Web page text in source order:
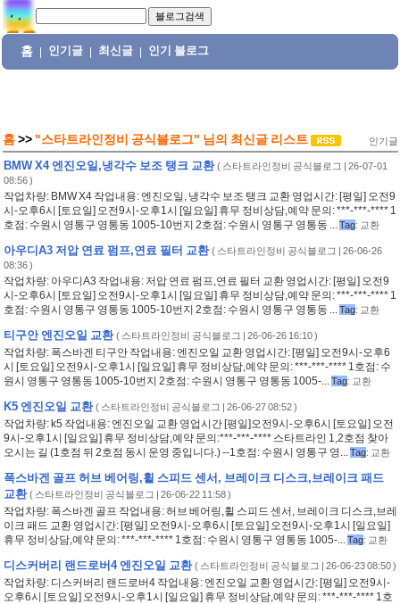
홈 인기글 최신글 인기 블로그
홈 >> "스타트라인정비 공식블로그" 님의 최신글 리스트 인기글
BMW X4 엔진오일,냉각수 보조 탱크 교환 ( 스타트라인정비 공식블로그 | 26-07-01
08:56 )
작업차량: BMW X4 작업내용: 엔진오일, 냉각수 보조 탱크 교환 영업시간: [평일] 오전9
시-오후6시 [토요일] 오전9시-오후1시 [일요일] 휴무 정비상담,예약 문의: ***-***-**** 1
호점: 수원시 영통구 영통동 1005-10번지 2호점: 수원시 영통구 영통동 ...Tag: 교환
아우디A3 저압 연료 펌프,연료 필터 교환 ( 스타트라인정비 공식블로그 | 26-06-26
08:36 )
작업차량: 아우디A3 작업내용: 저압 연료 펌프,연료 필터 교환 영업시간: [평일] 오전9
시-오후6시 [토요일] 오전9시-오후1시 [일요일] 휴무 정비상담,예약 문의: ***-***-**** 1
호점: 수원시 영통구 영통동 1005-10번지 2호점: 수원시 영통구 영통동 ...Tag: 교환
티구안 엔진오일 교환 ( 스타트라인정비 공식블로그 | 26-06-26 16:10 )
작업차량: 폭스바겐 티구안 작업내용: 엔진오일 교환 영업시간: [평일] 오전9시-오후6
시 [토요일] 오전9시-오후1시 [일요일] 휴무 정비상담,예약 문의: ***-***-**** 1호점: 수
원시 영통구 영통동 1005-10번지 2호점: 수원시 영통구 영통동 1005-...Tag: 교환
K5 엔진오일 교환 ( 스타트라인정비 공식블로그 | 26-06-27 08:52 )
작업차량: k5 작업내용: 엔진오일 교환 영업시간 [평일]오전9시-오후6시 [토요일] 오전
9시-오후1시 [일요일] 휴무 정비상담,예약 문의:***-***-**** 스타트라인 1,2호점 찾아
오시는 길 (1호점 뒤 2호점 동시 운영 중입니다.) --1호점: 수원시 영통구 영...Tag: 교환
폭스바겐 골프 허브 베어링,휠 스피드 센서, 브레이크 디스크,브레이크 패드
교환 ( 스타트라인정비 공식블로그 | 26-06-22 11:58 )
작업차량: 폭스바겐 골프 작업내용: 허브 베어링,휠 스피드 센서, 브레이크 디스크,브레
이크 패드 교환 영업시간: [평일] 오전9시-오후6시 [토요일] 오전9시-오후1시 [일요일]
휴무 정비상담,예약 문의: ***-***-**** 1호점: 수원시 영통구 영통동 1005-...Tag: 교환
디스커버리 랜드로버4 엔진오일 교환 ( 스타트라인정비 공식블로그 | 26-06-23 08:50 )
작업차량: 디스커버리 랜드로버4 작업내용: 엔진오일 교환 영업시간: [평일] 오전9시-
오후6시 [토요일] 오전9시-오후1시 [일요일] 휴무 정비상담,예약 문의: ***-***-**** 1호